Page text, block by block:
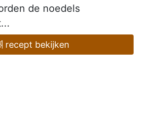
de noedels
recept bekijken